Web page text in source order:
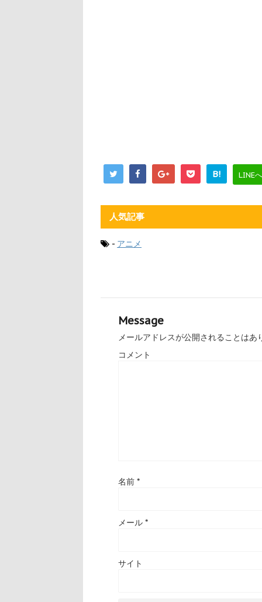
B! LINE
人気記事
- アニメ
Message
メールアドレスが公開されることはあ
コメント
名前 *
メール *
サイト